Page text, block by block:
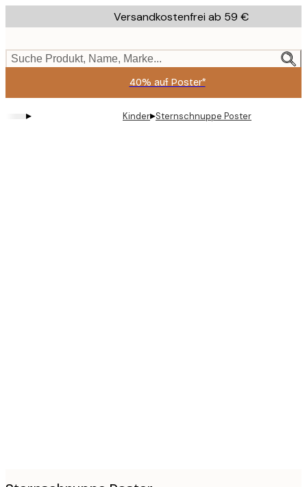
to
content.
Versandkostenfrei ab 59 €
Suche Produkt, Name, Marke...
40% auf Poster*
▸ Kinder▸Sternschnuppe Poster